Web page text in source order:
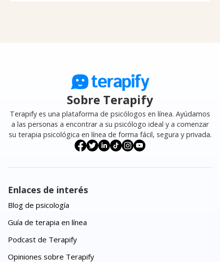
Sobre Terapify
Terapify es una plataforma de psicólogos en línea. Ayúdamos
a las personas a encontrar a su psicólogo ideal y a comenzar
su terapia psicológica en línea de forma fácil, segura y privada.
Enlaces de interés
Blog de psicología
Guía de terapia en línea
Podcast de Terapify
Opiniones sobre Terapify